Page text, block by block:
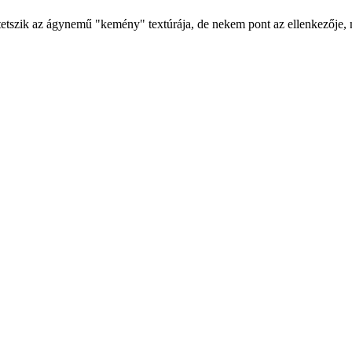
az ágynemű "kemény" textúrája, de nekem pont az ellenkezője,